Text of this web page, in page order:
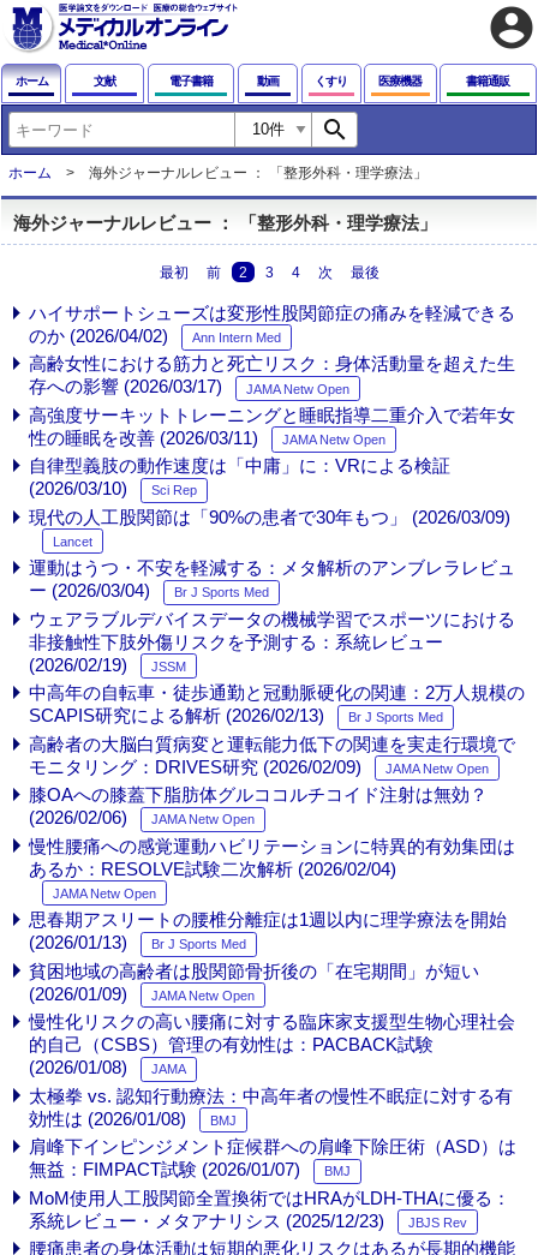
account_circle
ホーム 文献 電子書籍 動画 くすり 医療機器 書籍通販
search
ホーム 海外ジャーナルレビュー ： 「整形外科・理学療法」
海外ジャーナルレビュー ： 「整形外科・理学療法」
最初 前 2 3 4 次 最後
ハイサポートシューズは変形性股関節症の痛みを軽減できる
のか (2026/04/02)
Ann Intern Med
高齢女性における筋力と死亡リスク：身体活動量を超えた生
存への影響 (2026/03/17)
JAMA Netw Open
高強度サーキットトレーニングと睡眠指導二重介入で若年女
性の睡眠を改善 (2026/03/11)
JAMA Netw Open
自律型義肢の動作速度は「中庸」に：VRによる検証
(2026/03/10)
Sci Rep
現代の人工股関節は「90%の患者で30年もつ」 (2026/03/09)
Lancet
運動はうつ・不安を軽減する：メタ解析のアンブレラレビュ
ー (2026/03/04)
Br J Sports Med
ウェアラブルデバイスデータの機械学習でスポーツにおける
非接触性下肢外傷リスクを予測する：系統レビュー
(2026/02/19)
JSSM
中高年の自転車・徒歩通勤と冠動脈硬化の関連：2万人規模の
SCAPIS研究による解析 (2026/02/13)
Br J Sports Med
高齢者の大脳白質病変と運転能力低下の関連を実走行環境で
モニタリング：DRIVES研究 (2026/02/09)
JAMA Netw Open
膝OAへの膝蓋下脂肪体グルココルチコイド注射は無効？
(2026/02/06)
JAMA Netw Open
慢性腰痛への感覚運動ハビリテーションに特異的有効集団は
あるか：RESOLVE試験二次解析 (2026/02/04)
JAMA Netw Open
思春期アスリートの腰椎分離症は1週以内に理学療法を開始
(2026/01/13)
Br J Sports Med
貧困地域の高齢者は股関節骨折後の「在宅期間」が短い
(2026/01/09)
JAMA Netw Open
慢性化リスクの高い腰痛に対する臨床家支援型生物心理社会
的自己（CSBS）管理の有効性は：PACBACK試験
(2026/01/08)
JAMA
太極拳 vs. 認知行動療法：中高年者の慢性不眠症に対する有
効性は (2026/01/08)
BMJ
肩峰下インピンジメント症候群への肩峰下除圧術（ASD）は
無益：FIMPACT試験 (2026/01/07)
BMJ
MoM使用人工股関節全置換術ではHRAがLDH-THAに優る：
系統レビュー・メタアナリシス (2025/12/23)
JBJS Rev
腰痛患者の身体活動は短期的悪化リスクはあるが長期的機能